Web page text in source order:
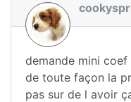
demande mini coef
de toute façon la
pas sur de l avoir